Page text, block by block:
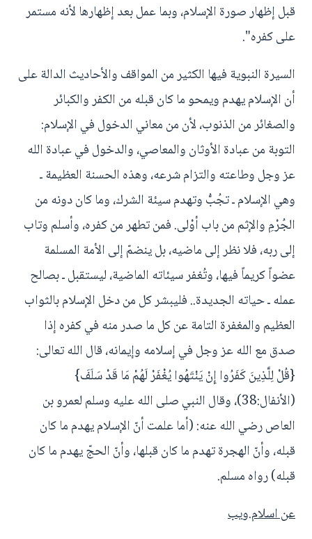
قبل إظهار صورة الإسلام، وبما عمل بعد إظهارها لأنه مستمر
على كفره".
السيرة النبوية فيها الكثير من المواقف والأحاديث الدالة على
أن الإسلام يهدم ويمحو ما كان قبله من الكفر والكبائر
والصغائر من الذنوب، لأن من معاني الدخول في الإسلام:
التوبة من عبادة الأوثان والمعاصي، والدخول في عبادة الله
عز وجل وطاعته والتزام شرعه، وهذه الحسنة العظيمة ـ
وهي الإسلام ـ تجُبُّ وتهدم سيئة الشرك، وما كان دونه من
الجُرْمِ والإثم من باب أوْلى. فمن تطهر من كفره، وأسلم وتاب
إلى ربه، فلا نظر إلى ماضيه، بل ينضمّ إلى الأمة المسلمة
عضواً كريماً فيها، وتُغفر سيئاته الماضية، ليستقبل ـ بصالح
عمله ـ حياته الجديدة.. فليبشر كل من دخل الإسلام بالثواب
العظيم والمغفرة التامة عن كل ما صدر منه في كفره إذا
صدق مع الله عز وجل في إسلامه وإيمانه، قال الله تعالى:
{قُلْ لِلَّذِينَ كَفَرُوا إِنْ يَنْتَهُوا يُغْفَرْ لَهُمْ مَا قَدْ سَلَفَ}
(الأنفال:38)، وقال النبي صلى الله عليه وسلم لعمرو بن
العاص رضي الله عنه: (أما علمت أنّ الإسلام يهدم ما كان
قبله، وأنّ الهجرة تهدم ما كان قبلها، وأنّ الحجّ يهدم ما كان
قبله) رواه مسلم.
عن اسلام.ويب